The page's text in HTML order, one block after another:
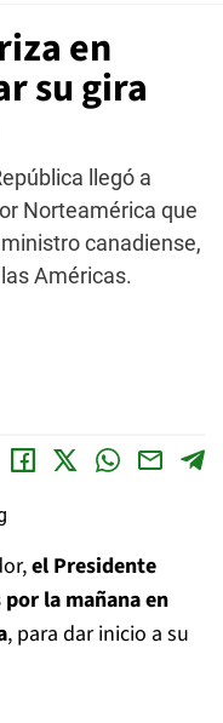
en
su gira
llegó a
Norteamérica que
canadiense,
Américas.
el Presidente
la mañana en
, para dar inicio a su